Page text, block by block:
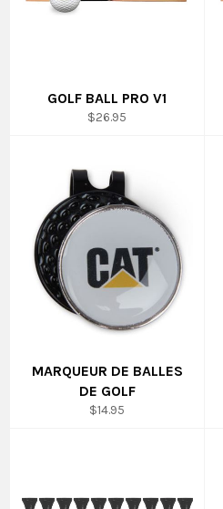
GOLF BALL PRO V1
Prix
$26.95
MARQUEUR DE BALLES
DE GOLF
Prix
$14.95